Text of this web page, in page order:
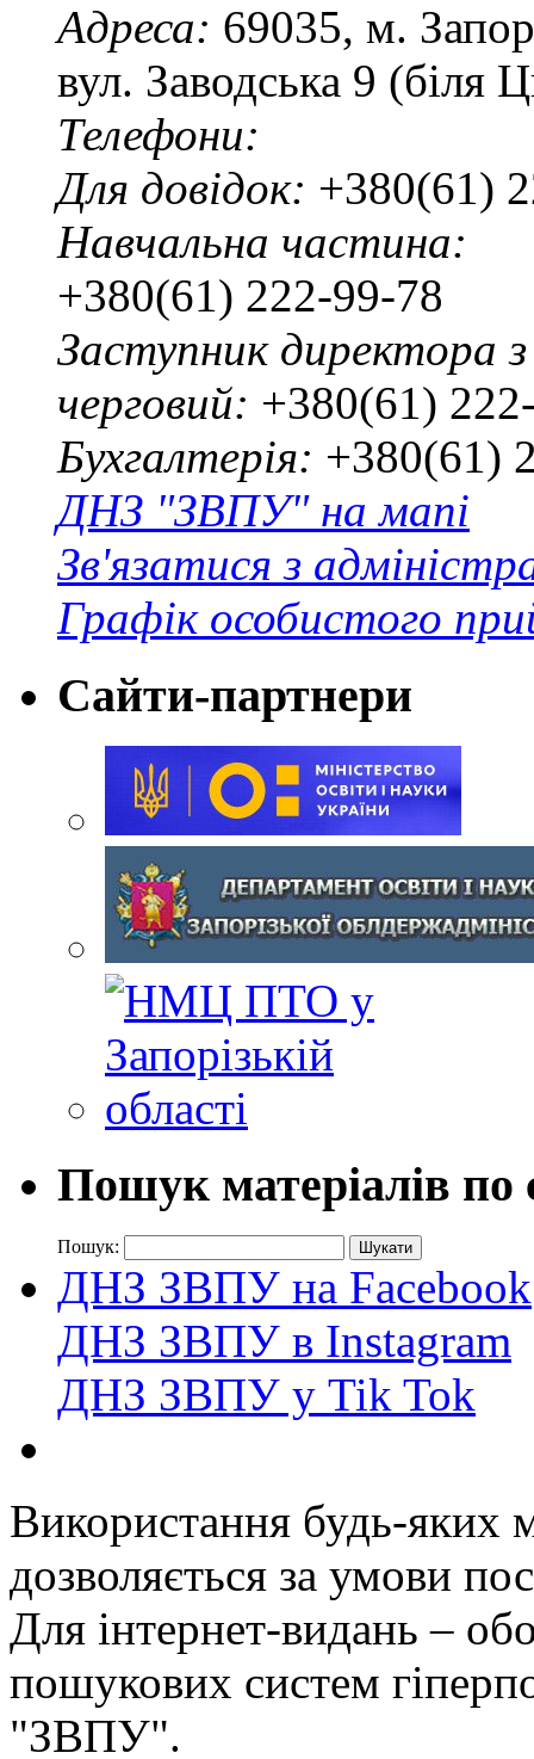
Адреса: 69035, м.
вул. Заводська 9 (біля
Телефони:
Для довідок: +380(61)
Навчальна частина:
+380(61) 222-99-78
Заступник директора
черговий: +380(61)
Бухгалтерія: +380(61)
ДНЗ "ЗВПУ" на мапі
Зв'язатися з
Графік особистого
Сайти-партнери
Пошук матеріалів по
Пошук:
ДНЗ ЗВПУ на Facebook
ДНЗ ЗВПУ в Instagram
ДНЗ ЗВПУ у Tik Tok
Використання будь-яких
дозволяється за умови
Для інтернет-видань –
пошукових систем
"ЗВПУ".